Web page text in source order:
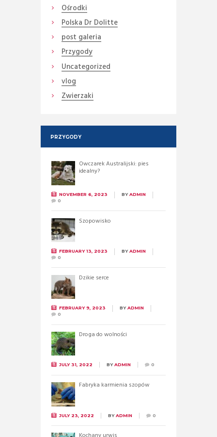
Ośrodki
Polska Dr Dolitte
post galeria
Przygody
Uncategorized
vlog
Zwierzaki
PRZYGODY
Owczarek Australijski: pies
idealny?
NOVEMBER 6, 2023 BYADMIN
0
Szopowisko
FEBRUARY 13, 2023 BYADMIN
0
Dzikie serce
FEBRUARY 9, 2023 BYADMIN
0
Droga do wolności
JULY 31, 2022 BYADMIN 0
Fabryka karmienia szopów
JULY 23, 2022 BYADMIN 0